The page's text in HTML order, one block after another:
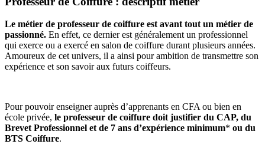
Le métier de professeur de coiffure est avant tout un métier de
passionné. En effet, ce dernier est généralement un professionnel
qui exerce ou a exercé en salon de coiffure durant plusieurs années.
Amoureux de cet univers, il a ainsi pour ambition de transmettre son
expérience et son savoir aux futurs coiffeurs.
Pour pouvoir enseigner auprès d’apprenants en CFA ou bien en
école privée, le professeur de coiffure doit justifier du CAP, du
Brevet Professionnel et de 7 ans d’expérience minimum* ou du
BTS Coiffure.